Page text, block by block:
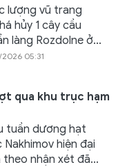
lượng vũ trang
hủy 1 cây cầu
làng Rozdolne ở...
05:31
qua khu trục hạm
tuần dương hạt
hiện đại
theo nhận xét đã...